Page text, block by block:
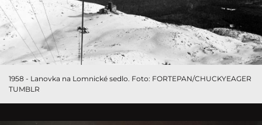
1958 - Lanovka na Lomnické sedlo. Foto: FORTEPAN/CHUCKYEAGER
TUMBLR